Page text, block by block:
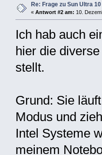
Re: Frage zu Sun Ultra
« Antwort #2 am: 10.
Ich hab auch
hier die
stellt.
Grund: Sie
Modus und
Intel Systeme
meinem